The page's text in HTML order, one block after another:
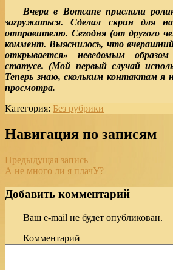
Вчера в Вотсапе прислали
загружаться. Сделал скрин для
отправителю. Сегодня (от другого
коммент. Выяснилось, что
открывается» неведомым
статусе. (Мой первый случай
Теперь знаю, скольким контактам я
просмотра.
Категория: Без рубрики
Навигация по записям
Предыдущая запись
А не много ли я плачУ?
Добавить комментарий
Ваш e-mail не будет опубликован.
Комментарий